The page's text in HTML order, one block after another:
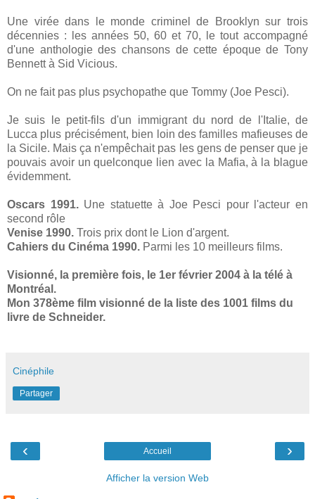
Une virée dans le monde criminel de Brooklyn sur trois
décennies : les années 50, 60 et 70, le tout accompagné
d'une anthologie des chansons de cette époque de Tony
Bennett à Sid Vicious.
On ne fait pas plus psychopathe que Tommy (Joe Pesci).
Je suis le petit-fils d'un immigrant du nord de l'Italie, de
Lucca plus précisément, bien loin des familles mafieuses de
la Sicile. Mais ça n'empêchait pas les gens de penser que je
pouvais avoir un quelconque lien avec la Mafia, à la blague
évidemment.
Oscars 1991.Une statuette à Joe Pesci pour l'acteur en
second rôle
Venise 1990. Trois prix dont le Lion d'argent.
Cahiers du Cinéma 1990. Parmi les 10 meilleurs films.
Visionné, la première fois, le 1er février 2004 à la télé à
Montréal.
Mon 378ème film visionné de la liste des 1001 films du
livre de Schneider.
Cinéphile
Partager
‹ ›
Accueil
Afficher la version Web